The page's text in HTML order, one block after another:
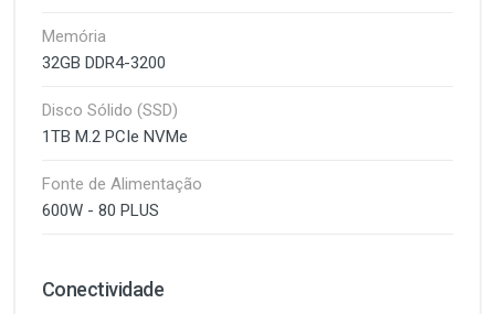
Memória
32GB DDR4-3200
Disco Sólido (SSD)
1TB M.2 PCIe NVMe
Fonte de Alimentação
600W - 80 PLUS
Conectividade